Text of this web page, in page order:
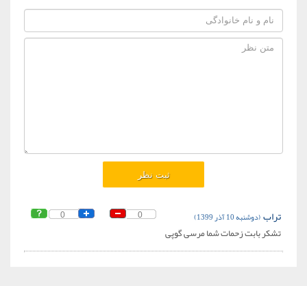
0 0 تراب(دوشنبه 10 آذر 1399)
تشکر بابت زحمات شما مرسی گوپی